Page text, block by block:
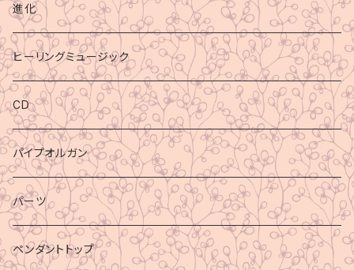
進化
ヒーリングミュージック
CD
パイプオルガン
パーツ
ペンダントトップ